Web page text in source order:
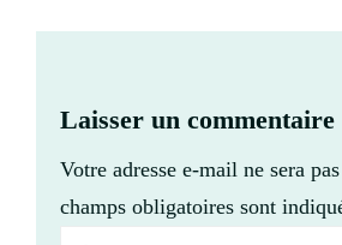
Laisser un commentaire
Votre adresse e-mail ne sera
champs obligatoires sont